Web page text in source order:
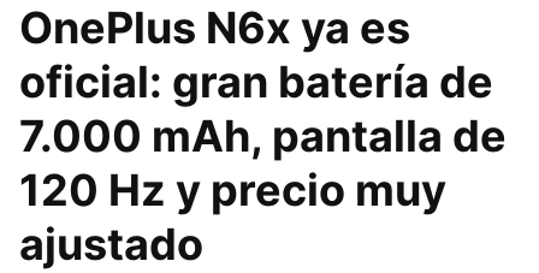
OnePlus N6x ya es
oficial: gran batería de
7.000 mAh, pantalla de
120 Hz y precio muy
ajustado